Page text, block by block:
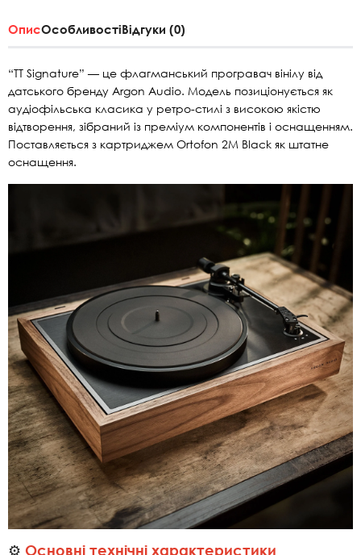
ОписОсобливостіВідгуки (0)
“TT Signature” — це флагманський програвач вінілу від
датського бренду Argon Audio. Модель позиціонується як
аудіофільська класика у ретро-стилі з високою якістю
відтворення, зібраний із преміум компонентів і оснащенням.
Поставляється з картриджем Ortofon 2M Black як штатне
оснащення.
⚙️ Основні технічні характеристики